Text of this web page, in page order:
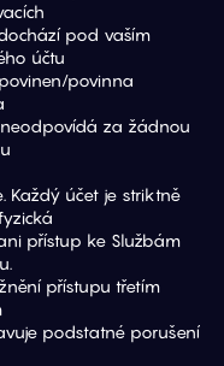
pod vaším
účtu
povinna
za žádnou
Každý účet je striktně
přístup ke Službám
přístupu třetím
podstatné porušení